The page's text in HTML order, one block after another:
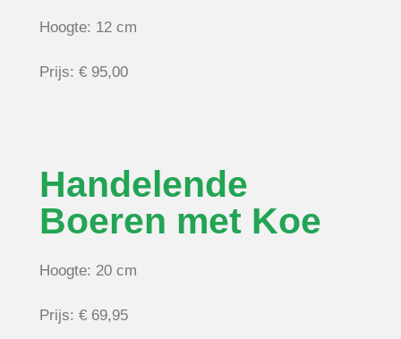
Hoogte: 12 cm
Prijs: € 95,00
Handelende
Boeren met Koe
Hoogte: 20 cm
Prijs: € 69,95